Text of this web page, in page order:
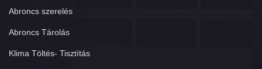
Abroncs szerelés
Abroncs Tárolás
Klima Töltés- Tisztítás